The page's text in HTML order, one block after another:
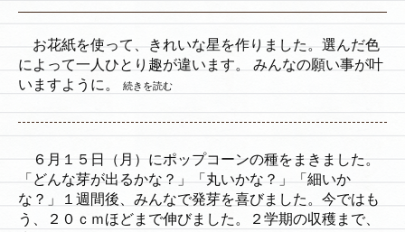
お花紙を使って、きれいな星を作りました。選んだ色
によって一人ひとり趣が違います。 みんなの願い事が叶
いますように。
続きを読む
６月１５日（月）にポップコーンの種をまきました。
「どんな芽が出るかな？」「丸いかな？」「細いか
な？」１週間後、みんなで発芽を喜びました。今ではも
う、２０ｃｍほどまで伸びました。２学期の収穫まで、